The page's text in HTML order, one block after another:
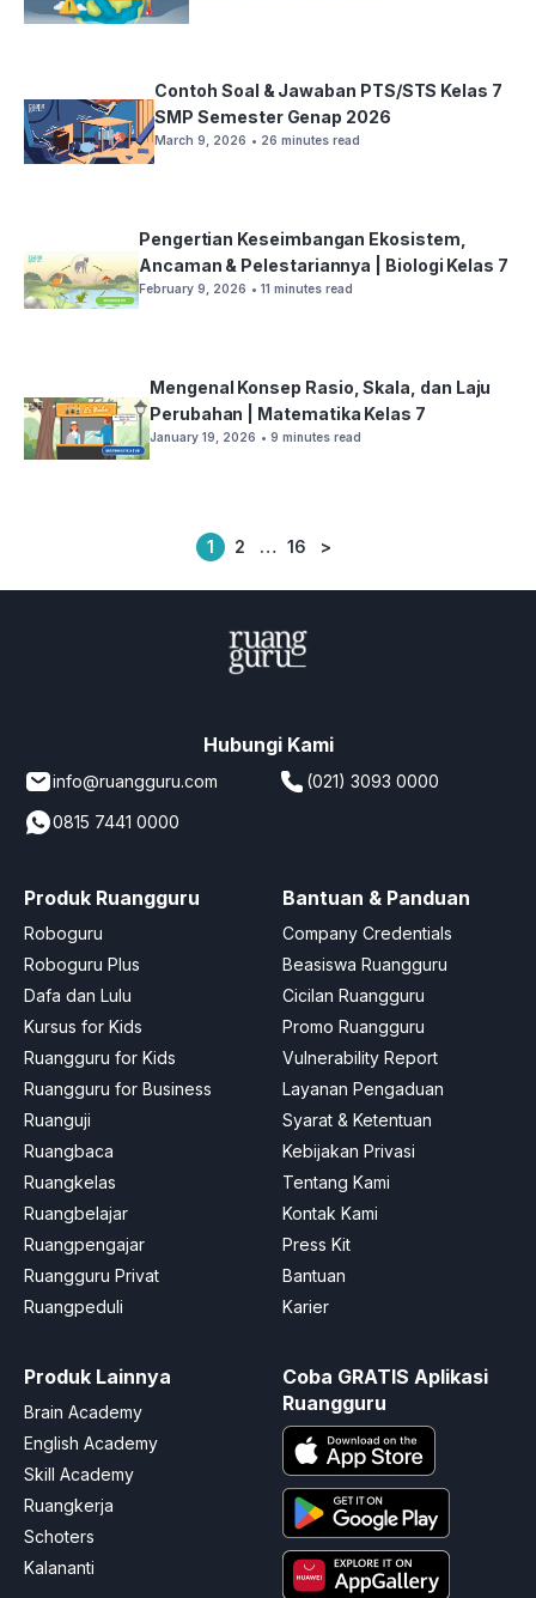
Contoh Soal & Jawaban PTS/STS Kelas 7
SMP Semester Genap 2026
March 9, 2026 • 26 minutes read
Pengertian Keseimbangan Ekosistem,
Ancaman & Pelestariannya | Biologi Kelas 7
February 9, 2026 • 11 minutes read
Mengenal Konsep Rasio, Skala, dan Laju
Perubahan | Matematika Kelas 7
January 19, 2026 • 9 minutes read
Posts
1 2 … 16 >
Hubungi Kami
info@ruangguru.com
(021) 3093 0000
0815 7441 0000
Produk Ruangguru
Roboguru
Roboguru Plus
Dafa dan Lulu
Kursus for Kids
Ruangguru for Kids
Ruangguru for Business
Ruanguji
Ruangbaca
Ruangkelas
Ruangbelajar
Ruangpengajar
Ruangguru Privat
Ruangpeduli
Bantuan & Panduan
Company Credentials
Beasiswa Ruangguru
Cicilan Ruangguru
Promo Ruangguru
Vulnerability Report
Layanan Pengaduan
Syarat & Ketentuan
Kebijakan Privasi
Tentang Kami
Kontak Kami
Press Kit
Bantuan
Karier
Produk Lainnya
Brain Academy
English Academy
Skill Academy
Ruangkerja
Schoters
Kalananti
Coba GRATIS Aplikasi
Ruangguru